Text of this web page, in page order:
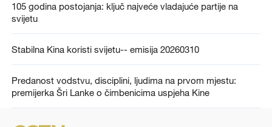
105 godina postojanja: ključ najveće vladajuće partije na
svijetu
Stabilna Kina koristi svijetu-- emisija 20260310
Predanost vodstvu, disciplini, ljudima na prvom mjestu:
premijerka Šri Lanke o čimbenicima uspjeha Kine